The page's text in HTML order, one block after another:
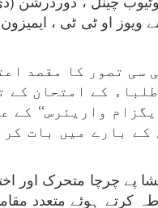
، پی پی سی تصور
کے امتحان
واریئرس‘‘
بارے میں بات
پے چرچا متحرک اور